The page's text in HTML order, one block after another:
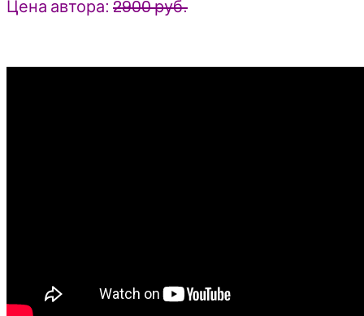
Цена автора: 2900 руб.